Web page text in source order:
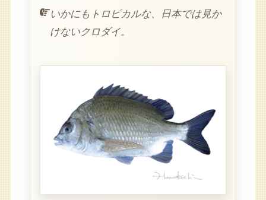
いかにもトロピカルな、日本では見か
けないクロダイ。